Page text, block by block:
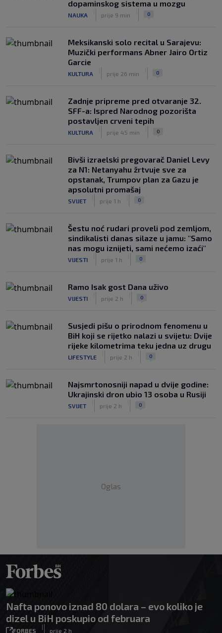
pao dvije pozicije, Alcaraz se vratio na
drugo mjesto
dopaminskog sistema u mozgu
NAUKA prije 9 min 0
Meksikanski solo recital u Sarajevu:
Muzički performans Abner Jairo Ortiz
Garcie
KULTURA prije 26 min 0
Zadnje pripreme pred otvaranje 32.
SFF-a: Ispred Narodnog pozorišta
postavljen crveni tepih
KULTURA prije 45 min 0
Bivši izraelski pregovarač Daniel Levy
za N1: Netanyahu žrtvuje sve za
opstanak, Trumpov plan za Gazu je
apsolutni promašaj
SVIJET prije 1 h 0
Šestu noć rudari proveli pod zemljom,
sindikalisti danas silaze u jamu: "Samo
nas mogu iznijeti, sami nećemo izaći"
VIJESTI prije 1 h 0
Ramo Isak gost Dana uživo
VIJESTI prije 2 h 0
Susjedi pišu o prirodnom fenomenu u
BiH koji se rijetko nalazi u svijetu: Dvije
rijeke kilometrima teku jedna uz drugu
LIFESTYLE prije 2 h 0
Najsmrtonosniji napad u dvije godine:
Ukrajinski dron ubio 13 osoba u Rusiji
SVIJET prije 2 h 0
Oglas
Nafta ponovo iznad 80 dolara – evo koliko je
dizel u BiH poskupio od februara
FORBES
|
prije 2 h